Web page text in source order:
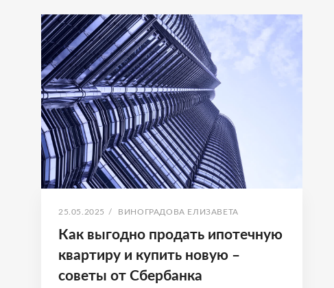
Рубрика:
Ипотека
правильно
ОПУБЛИКОВАНО
25.05.2025 / АВТОР:
ВИНОГРАДОВА ЕЛИЗАВЕТА
Как выгодно продать ипотечную
квартиру и купить новую –
советы от Сбербанка